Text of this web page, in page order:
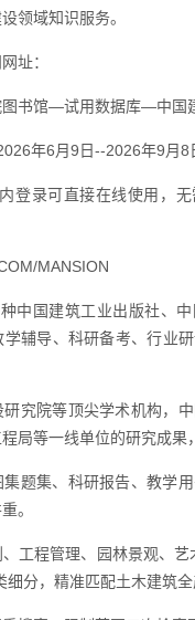
领域知识服务。
址：
图书馆—试用数据库—中国
年6月9日--2026年9月8
内登录可直接在线使用，
MANSION
中国建筑工业出版社、
辅导、科研备考、行业
究院等顶尖学术机构，
局等一线单位的研究成果
题集、科研报告、教学
。
工程管理、园林景观、艺
细分，精准匹配土木建筑全